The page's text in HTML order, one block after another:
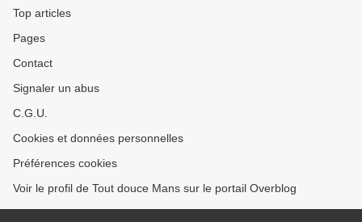
Top articles
Pages
Contact
Signaler un abus
C.G.U.
Cookies et données personnelles
Préférences cookies
Voir le profil de Tout douce Mans sur le portail Overblog